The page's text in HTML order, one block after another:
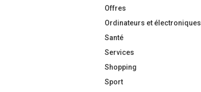
Offres
Ordinateurs et électroniques
Santé
Services
Shopping
Sport